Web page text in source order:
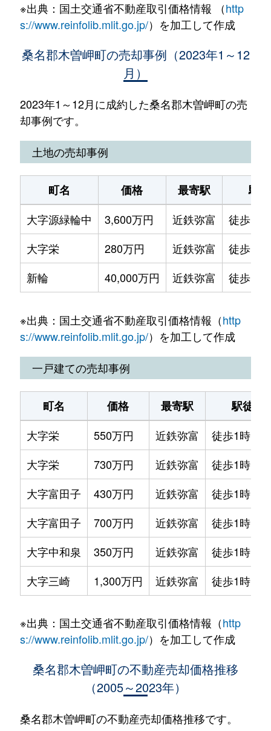
※出典：国土交通省不動産取引価格情報 （http
s://www.reinfolib.mlit.go.jp/）を加工して作成
桑名郡木曽岬町の売却事例（2023年1～12
月）
2023年1～12月に成約した桑名郡木曽岬町の売
却事例です。
土地の売却事例
町名 価格 最寄駅
駅
大字源緑輪中
3,600万円 近鉄弥富
徒歩1時
大字栄
280万円 近鉄弥富
徒歩1時
新輪
40,000万円 近鉄弥富 徒歩1時
※出典：国土交通省不動産取引価格情報（http
s://www.reinfolib.mlit.go.jp/）を加工して作成
一戸建ての売却事例
町名 価格 最寄駅
駅徒歩
大字栄
550万円 近鉄弥富
徒歩1時間
大字栄
730万円 近鉄弥富
徒歩1時間
大字富田子
430万円 近鉄弥富
徒歩1時間
大字富田子
700万円 近鉄弥富
徒歩1時間
大字中和泉
350万円 近鉄弥富
徒歩1時間
大字三崎
1,300万円 近鉄弥富 徒歩1時間
※出典：国土交通省不動産取引価格情報（http
s://www.reinfolib.mlit.go.jp/）を加工して作成
桑名郡木曽岬町の不動産売却価格推移
（2005～2023年）
桑名郡木曽岬町の不動産売却価格推移です。